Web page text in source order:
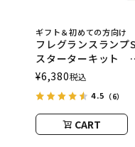
ギフト＆初めての方向け
フレグランスラン
スターターキット
（アシュレイアンド
ウッド）
¥6,380税込
4.5 （6）
CART